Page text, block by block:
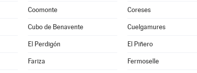
Coomonte Coreses
Cubo de Benavente Cuelgamures
El Perdigón El Piñero
Fariza Fermoselle